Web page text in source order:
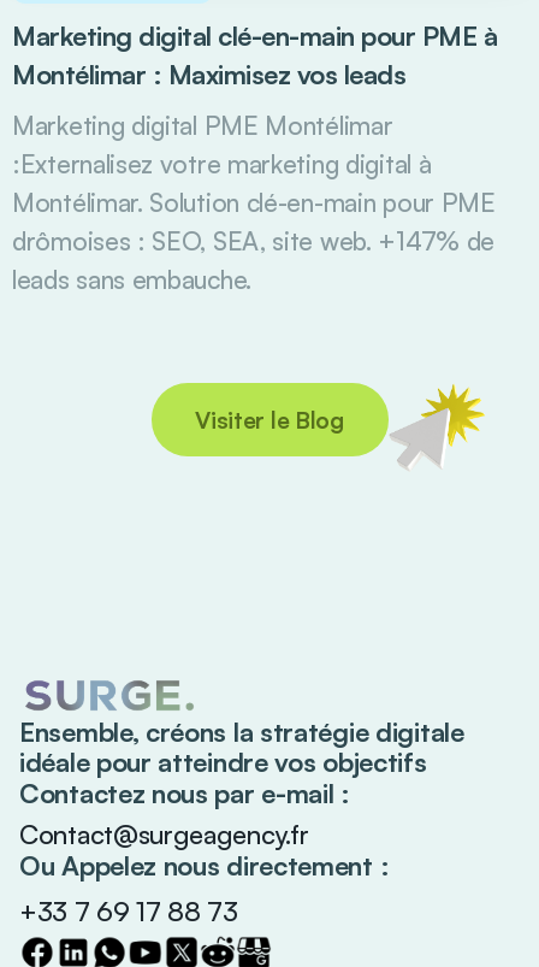
Marketing digital clé-en-main pour PME à
Montélimar : Maximisez vos leads
Marketing digital PME Montélimar
:Externalisez votre marketing digital à
Montélimar. Solution clé-en-main pour PME
drômoises : SEO, SEA, site web. +147% de
leads sans embauche.
Visiter le Blog
Ensemble, créons la stratégie digitale
idéale pour atteindre vos objectifs
Contactez nous par e-mail :
Contact@surgeagency.fr
Ou Appelez nous directement :
+33 7 69 17 88 73